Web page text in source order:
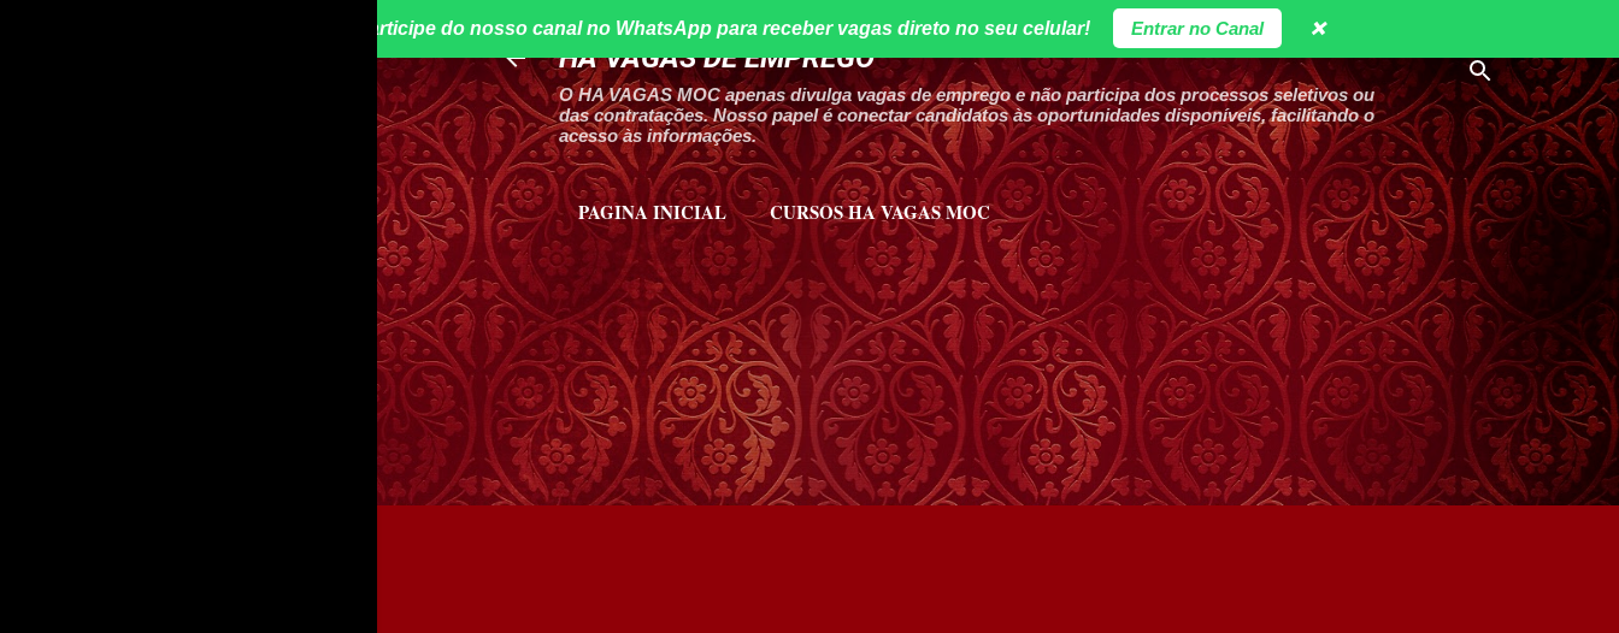
Pular para o conteúdo principal
HA VAGAS DE EMPREGO
O HA VAGAS MOC apenas divulga vagas de emprego e não participa dos processos seletivos ou
das contratações. Nosso papel é conectar candidatos às oportunidades disponíveis, facilitando o
acesso às informações.
📢 Participe do nosso canal no WhatsApp para receber vagas direto no seu celular! Entrar no Canal ❌
PAGINA INICIAL CURSOS HA VAGAS MOC